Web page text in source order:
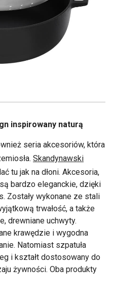
inspirowany naturą
seria akcesoriów, która
Skandynawski
tu jak na dłoni. Akcesoria,
bardzo eleganckie, dzięki
Zostały wykonane ze stali
trwałość, a także
drewniane uchwyty.
krawędzie i wygodna
Natomiast szpatuła
i kształt dostosowany do
żywności. Oba produkty